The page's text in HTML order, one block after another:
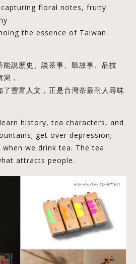
floral notes, fruity
the essence of Taiwan.
能說歷史、談茶事、聽故事、品技
，
豐富人文，正是台灣茶最耐人尋味
history, tea characters, and
get over depression;
we drink tea. The tea
attracts people.